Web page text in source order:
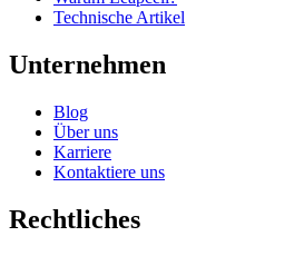
Technische Artikel
Unternehmen
Blog
Über uns
Karriere
Kontaktiere uns
Rechtliches